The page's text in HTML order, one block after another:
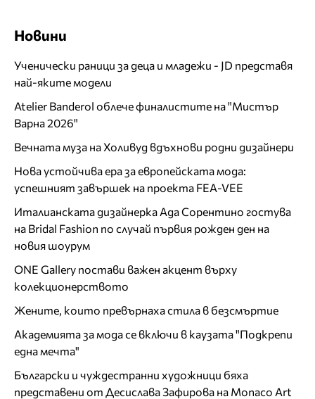
Новини
Ученически раници за деца и младежи - JD представя
най-яките модели
Atelier Banderol облече финалистите на "Мистър
Варна 2026"
Вечната муза на Холивуд вдъхнови родни дизайнери
Нова устойчива ера за европейската мода:
успешният завършек на проекта FEA-VEE
Италианската дизайнерка Ада Сорентино гостува
на Bridal Fashion по случай първия рожден ден на
новия шоурум
ONE Gallery постави важен акцент върху
колекционерството
Жените, които превърнаха стила в безсмъртие
Академията за мода се включи в каузата "Подкрепи
една мечта"
Български и чуждестранни художници бяха
представени от Десислава Зафирова на Monaco Art